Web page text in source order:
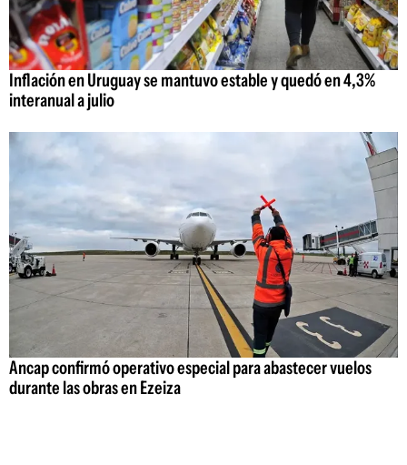
Inflación en Uruguay se mantuvo estable y quedó en 4,3%
interanual a julio
Ancap confirmó operativo especial para abastecer vuelos
durante las obras en Ezeiza